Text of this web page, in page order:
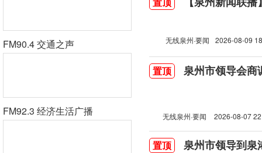
FM90.4 交通之声
FM92.3 经济生活广播
无线泉州·要闻 2026-08-09
置顶 泉州市领导会商
无线泉州·要闻 2026-08-07
置顶 泉州市领导到泉